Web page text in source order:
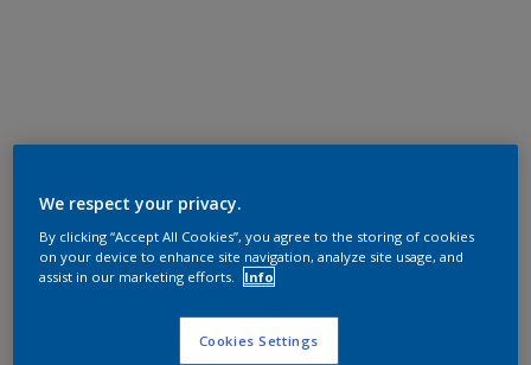
We respect your privacy.
By clicking “Accept All Cookies”, you agree to the storing of cookies
on your device to enhance site navigation, analyze site usage, and
assist in our marketing efforts.
Info
Cookies Settings